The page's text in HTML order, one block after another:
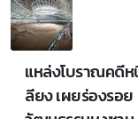
แหล่งโบราณคดีห
ลียง เผยร่องรอย